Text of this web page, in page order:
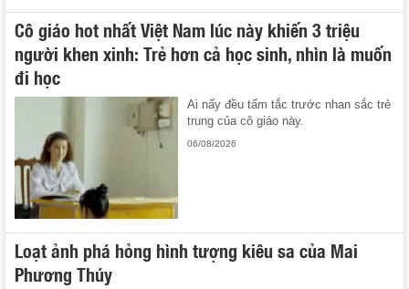
Cô giáo hot nhất Việt Nam lúc này khiến 3 triệu
người khen xinh: Trẻ hơn cả học sinh, nhìn là muốn
đi học
Ai nấy đều tấm tắc trước nhan sắc trẻ
trung của cô giáo này.
06/08/2026
Loạt ảnh phá hỏng hình tượng kiêu sa của Mai
Phương Thúy